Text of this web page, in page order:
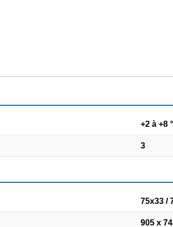
+2 à +8
3
75x33 /
905 x